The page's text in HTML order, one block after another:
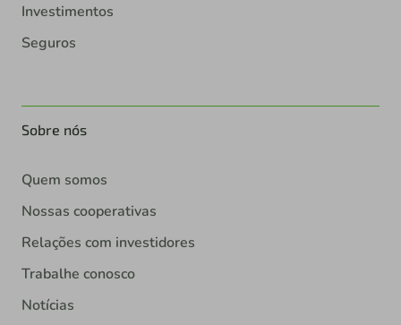
Investimentos
Seguros
Sobre nós
Quem somos
Nossas cooperativas
Relações com investidores
Trabalhe conosco
Notícias